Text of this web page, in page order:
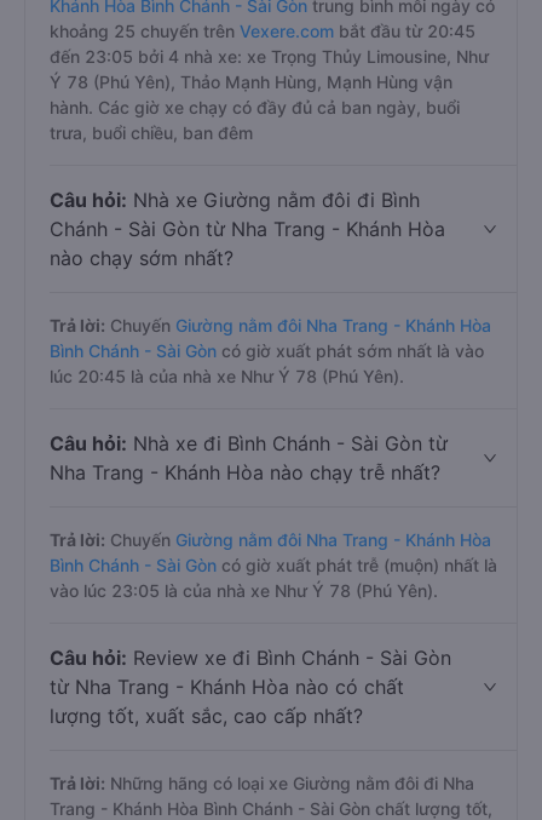
Khánh Hòa Bình Chánh - Sài Gòn trung bình mỗi ngày có
khoảng 25 chuyến trên Vexere.com bắt đầu từ 20:45
đến 23:05 bởi 4 nhà xe: xe Trọng Thủy Limousine, Như
Ý 78 (Phú Yên), Thảo Mạnh Hùng, Mạnh Hùng vận
hành. Các giờ xe chạy có đầy đủ cả ban ngày, buổi
trưa, buổi chiều, ban đêm
Câu hỏi: Nhà xe Giường nằm đôi đi Bình
Chánh - Sài Gòn từ Nha Trang - Khánh Hòa
nào chạy sớm nhất?
Trả lời: Chuyến Giường nằm đôi Nha Trang - Khánh Hòa
Bình Chánh - Sài Gòn có giờ xuất phát sớm nhất là vào
lúc 20:45 là của nhà xe Như Ý 78 (Phú Yên).
Câu hỏi: Nhà xe đi Bình Chánh - Sài Gòn từ
Nha Trang - Khánh Hòa nào chạy trễ nhất?
Trả lời: Chuyến Giường nằm đôi Nha Trang - Khánh Hòa
Bình Chánh - Sài Gòn có giờ xuất phát trễ (muộn) nhất là
vào lúc 23:05 là của nhà xe Như Ý 78 (Phú Yên).
Câu hỏi: Review xe đi Bình Chánh - Sài Gòn
từ Nha Trang - Khánh Hòa nào có chất
lượng tốt, xuất sắc, cao cấp nhất?
Trả lời: Những hãng có loại xe Giường nằm đôi đi Nha
Trang - Khánh Hòa Bình Chánh - Sài Gòn chất lượng tốt,